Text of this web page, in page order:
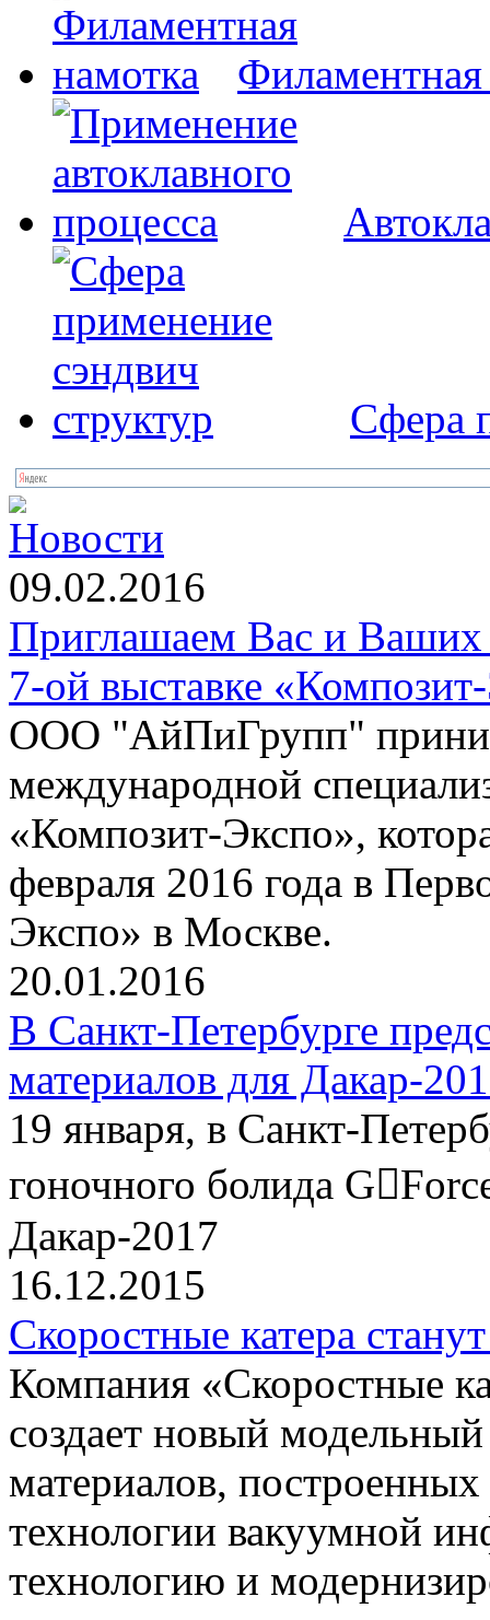
Филаментная
Сфера
Новости
09.02.2016
Приглашаем Вас и Ваших
7-ой выставке
ООО "АйПиГрупп"
международной
«Композит-Экспо»,
февраля 2016 года в
Экспо» в Москве.
20.01.2016
В Санкт-Петербурге
материалов для Дакар-
19 января, в Санкт-
гоночного болида
Дакар-2017
16.12.2015
Скоростные катера
Компания
создает новый
материалов,
технологии вакуумной
технологию и